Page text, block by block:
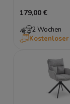
179,00 €
2 Wochen
Kostenloser